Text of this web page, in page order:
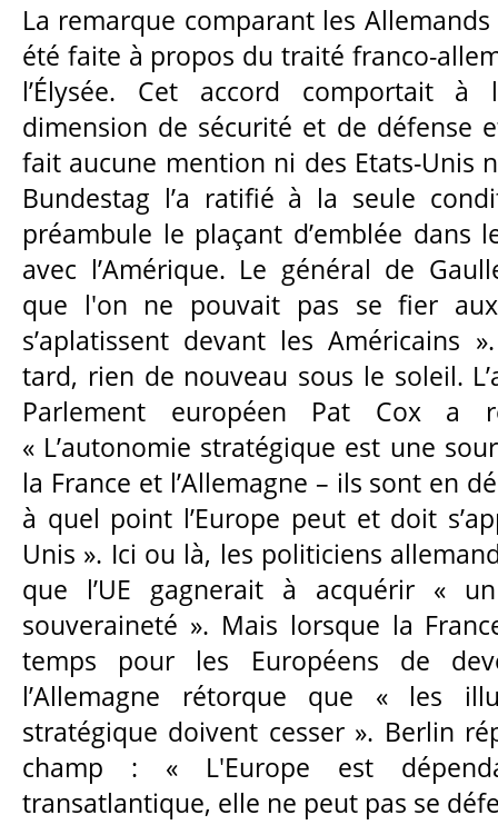
La remarque comparant les Allemands
été faite à propos du traité franco-
l’Élysée. Cet accord comportait à
dimension de sécurité et de défense
fait aucune mention ni des Etats-Unis
Bundestag l’a ratifié à la seule
préambule le plaçant d’emblée dans
avec l’Amérique. Le général de
que l'on ne pouvait pas se fier
s’aplatissent devant les Américains
tard, rien de nouveau sous le soleil.
Parlement européen Pat Cox a
« L’autonomie stratégique est une
la France et l’Allemagne – ils sont en
à quel point l’Europe peut et doit
Unis ». Ici ou là, les politiciens
que l’UE gagnerait à acquérir «
souveraineté ». Mais lorsque la
temps pour les Européens de
l’Allemagne rétorque que « les
stratégique doivent cesser ». Berlin
champ : « L'Europe est
transatlantique, elle ne peut pas se